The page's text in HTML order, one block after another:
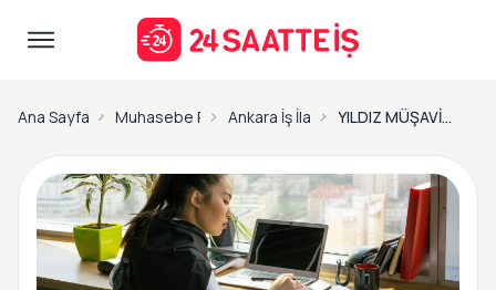
Ana Sayfa Muhasebe Personeli İş İlanları
Ankara İş İlanları YILDIZ MÜŞAVİRLİK-MUHASEBE